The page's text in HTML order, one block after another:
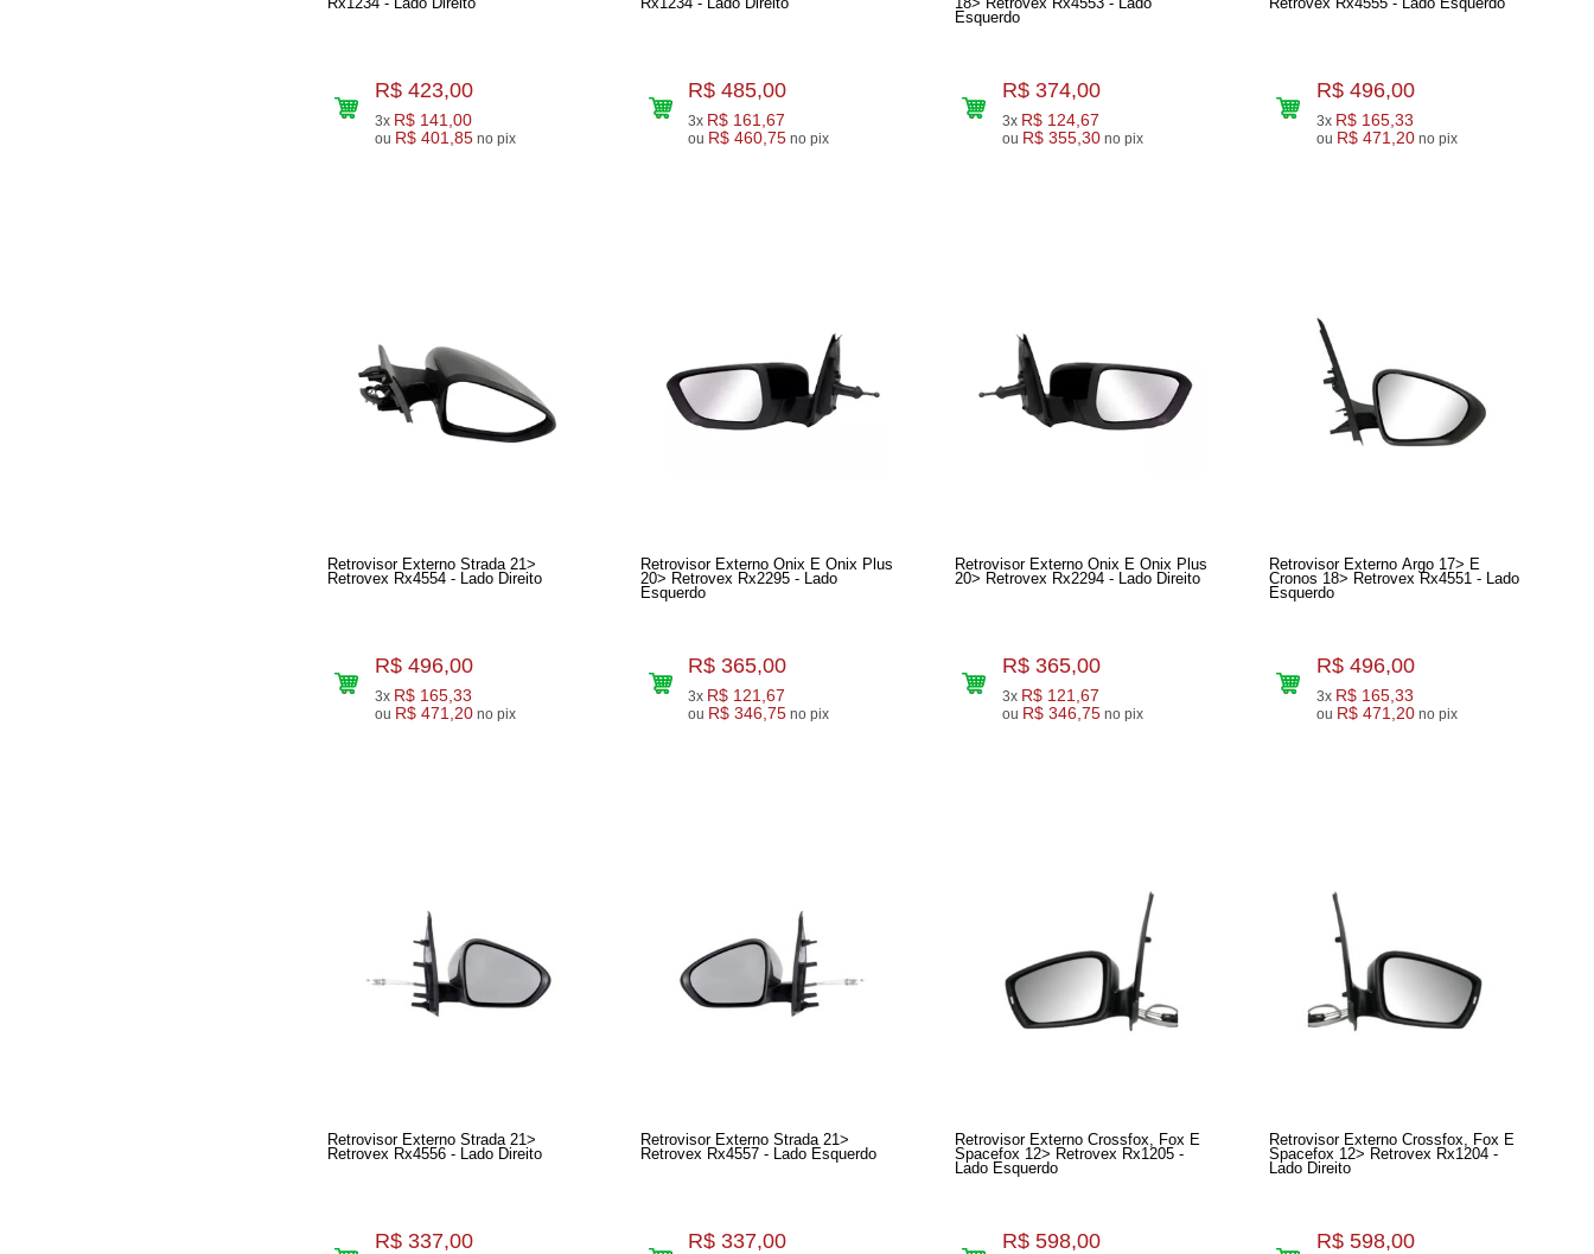
R$ 423,00
3x R$ 141,00
ou R$ 401,85 no pix
R$ 485,00
3x R$ 161,67
ou R$ 460,75 no pix
Esquerdo
R$ 374,00
3x R$ 124,67
ou R$ 355,30 no pix
R$ 496,00
3x R$ 165,33
ou R$ 471,20 no pix
Retrovisor Externo Strada 21>
Retrovex Rx4554 - Lado Direito
R$ 496,00
3x R$ 165,33
ou R$ 471,20 no pix
Retrovisor Externo Onix E Onix Plus
20> Retrovex Rx2295 - Lado
Esquerdo
R$ 365,00
3x R$ 121,67
ou R$ 346,75 no pix
Retrovisor Externo Onix E Onix Plus
20> Retrovex Rx2294 - Lado Direito
R$ 365,00
3x R$ 121,67
ou R$ 346,75 no pix
Retrovisor Externo Argo 17> E
Cronos 18> Retrovex Rx4551 - Lado
Esquerdo
R$ 496,00
3x R$ 165,33
ou R$ 471,20 no pix
Retrovisor Externo Strada 21>
Retrovex Rx4556 - Lado Direito
R$ 337,00
Retrovisor Externo Strada 21>
Retrovex Rx4557 - Lado Esquerdo
R$ 337,00
Retrovisor Externo Crossfox, Fox E
Spacefox 12> Retrovex Rx1205 -
Lado Esquerdo
R$ 598,00
Retrovisor Externo Crossfox, Fox E
Spacefox 12> Retrovex Rx1204 -
Lado Direito
R$ 598,00